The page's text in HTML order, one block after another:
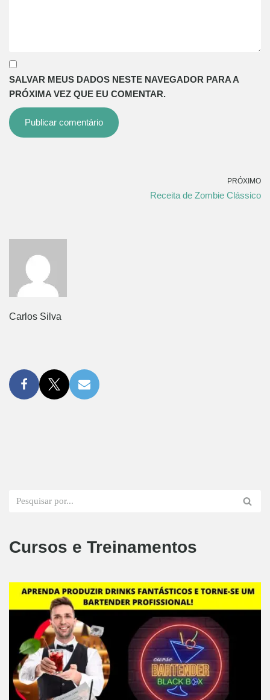
SALVAR MEUS DADOS NESTE NAVEGADOR PARA A
PRÓXIMA VEZ QUE EU COMENTAR.
PRÓXIMO
Receita de Zombie Clássico
Carlos Silva
Cursos e Treinamentos